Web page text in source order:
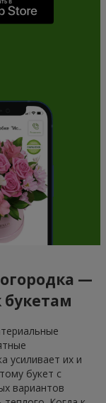
—
усиливает их и
букет с
вариантов